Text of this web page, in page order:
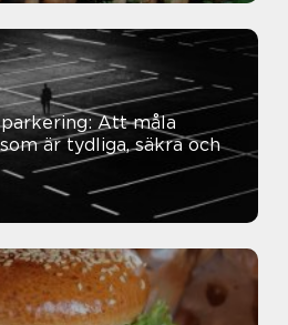
Att måla
är tydliga, säkra och